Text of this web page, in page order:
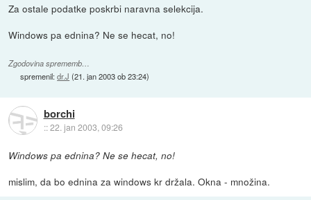
Za ostale podatke poskrbi naravna selekcija.
Windows pa ednina? Ne se hecat, no!
Zgodovina sprememb…
spremenil:dr.J (21. jan 2003 ob 23:24)
borchi
::22. jan 2003, 09:26
Windows pa ednina? Ne se hecat, no!
mislim, da bo ednina za windows kr držala. Okna - množina.